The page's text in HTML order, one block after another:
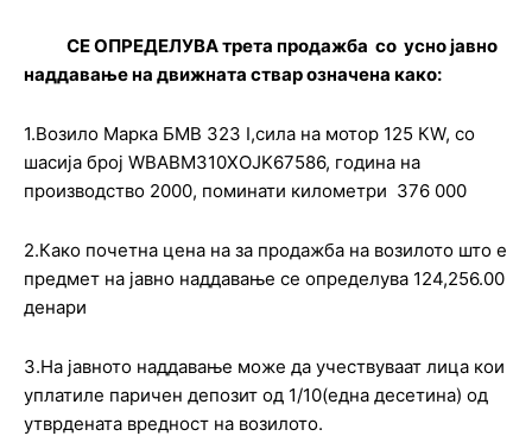
СЕ ОПРЕДЕЛУВА трета продажба со усно јавно
наддавање на движната ствар означена како:
1.Возило Марка БМВ 323 I,сила на мотор 125 КW, со
шасија број WBABM310XOJK67586, година на
производство 2000, поминати километри 376 000
2.Како почетна цена на за продажба на возилото што е
предмет на јавно наддавање се определува 124,256.00
денари
3.На јавното наддавање може да учествуваат лица кои
уплатиле паричен депозит од 1/10(една десетина) од
утврдената вредност на возилото.